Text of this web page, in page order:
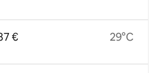
€ 29°C